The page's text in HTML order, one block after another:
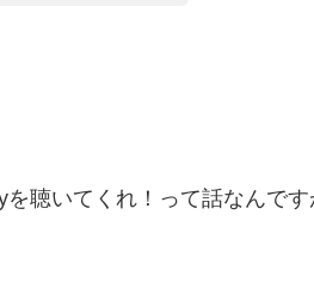
聴いてくれ！って話なんで